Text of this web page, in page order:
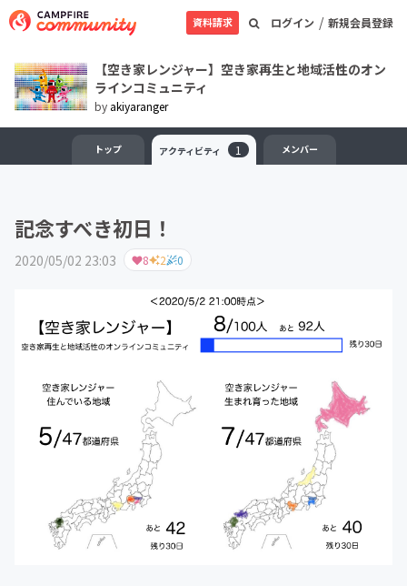
ログイン / 新規会員登録
資料請求
【空き家レンジャー】空き家再生と地域活性のオン
ラインコミュニティ
by akiyaranger
トップ アクティビティ 1 メンバー
記念すべき初日！
2020/05/02 23:03 8 2 0